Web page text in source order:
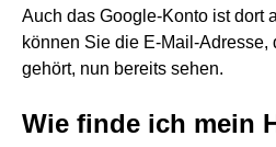
Auch das Google-Konto ist dort
können Sie die E-Mail-Adresse,
gehört, nun bereits sehen.
Wie finde ich mein